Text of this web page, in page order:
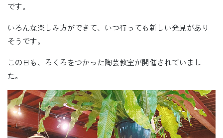
です。
いろんな楽しみ方ができて、いつ行っても新しい発見があり
そうです。
この日も、ろくろをつかった陶芸教室が開催されていまし
た。